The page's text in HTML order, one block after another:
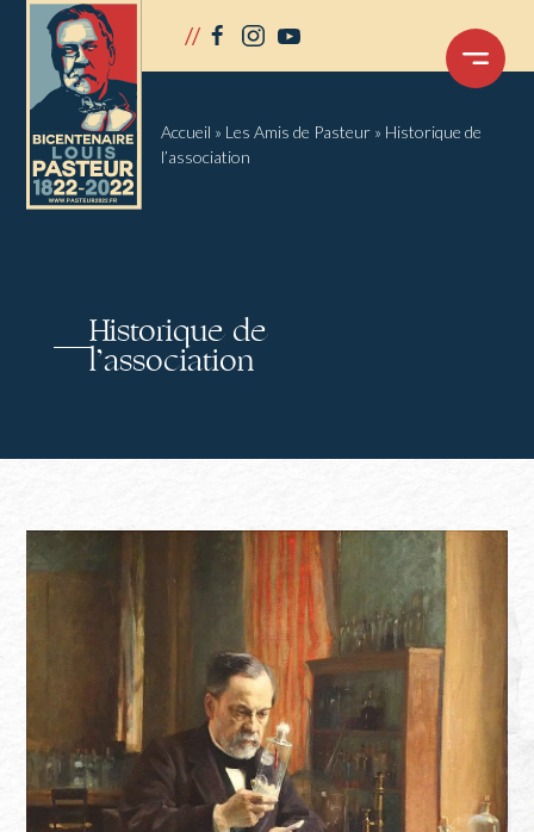
// facebook
instagram
youtube
OUVRIR
MENU
Accueil » Les Amis de Pasteur» Historique de
l’association
Historique de
l’association
Panneau de gestion des cookies